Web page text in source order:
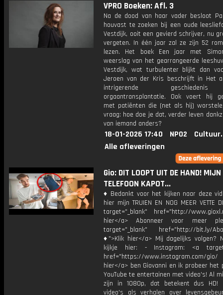
VPRO Boeken: Afl. 3
Na de dood van haar vader besloot
houvast te zoeken bij een oude
Vestdijk, ooit een gevierd schrijver, nu
vergeten. In één jaar zal ze zijn 52
lezen. Het boek Een jaar met
weerslag van het gearrangeerde
Vestdijk, wat turbulenter blijkt dan
Jeroen van der Kris beschrijft in Het
intrigerende
orgaantransplantatie. Ook voert hij
met patiënten die (net als hij)
vraag: hoe doe je dat, verder leven
van iemand anders?
18-01-2026 17:40 NPO2
Alle afleveringen
Gio: DIT LOOPT UIT DE HAND! MIJN
TELEFOON KAPOT...
♦ Bedankt voor het kijken naar deze
hier mijn TRUIEN EN NOG MEER VETTE
target="_blank" href="http://
hier</a> Abonneer voor meer
target="_blank" href="http://bit.ly/
♦">Klik hier</a> Mij dagelijks volgen?
kijkje hier: - Instagram: <a
href="https://www.instagram.com/
hier</a> ben Giovanni en ik probeer het
YouTube te entertainen met video's! Al
zijn in 1080p, dat betekent dus HD!
video's als verhalen over